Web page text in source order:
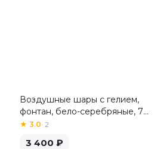
Воздушные шары с гелием,
фонтан, бело-серебряные, 7
шт
★ 3.0· 2
3 400 ₽